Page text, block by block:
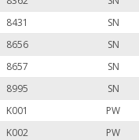
8431
SN
8656
SN
8657
SN
8995
SN
K001
PW
K002
PW